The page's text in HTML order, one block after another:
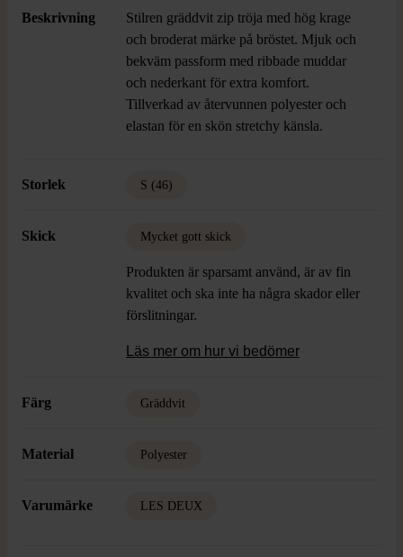
Beskrivning
Stilren gräddvit zip tröja med hög krage
och broderat märke på bröstet. Mjuk och
bekväm passform med ribbade muddar
och nederkant för extra komfort.
Tillverkad av återvunnen polyester och
elastan för en skön stretchy känsla.
Storlek S (46)
Skick Mycket gott skick
Produkten är sparsamt använd, är av fin
kvalitet och ska inte ha några skador eller
förslitningar.
Läs mer om hur vi bedömer
Färg Gräddvit
Material Polyester
Varumärke LES DEUX